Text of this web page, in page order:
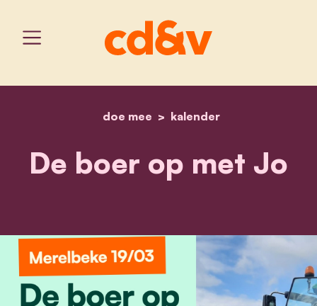
home
doe mee kalender
de boer op met jo
De boer op met Jo